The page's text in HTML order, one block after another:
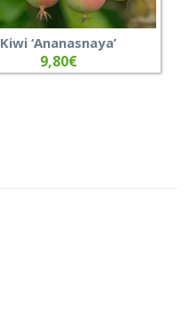
Kiwi ‘Ananasnaya’
9,80€